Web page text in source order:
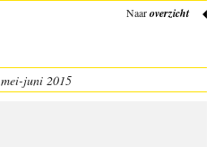
Naaroverzicht
mei-juni 2015